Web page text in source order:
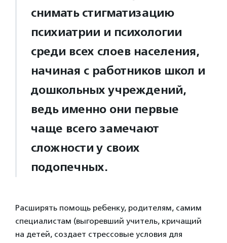
снимать стигматизацию
психиатрии и психологии
среди всех слоев населения,
начиная с работников школ и
дошкольных учреждений,
ведь именно они первые
чаще всего замечают
сложности у своих
подопечных.
Расширять помощь ребенку, родителям, самим
специалистам (выгоревший учитель, кричащий
на детей, создает стрессовые условия для